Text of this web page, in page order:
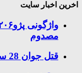
اخرین اخبار سایت
مصدوم
قتل جوان 28 ساله توسط قاتل 15 ساله در کازرون